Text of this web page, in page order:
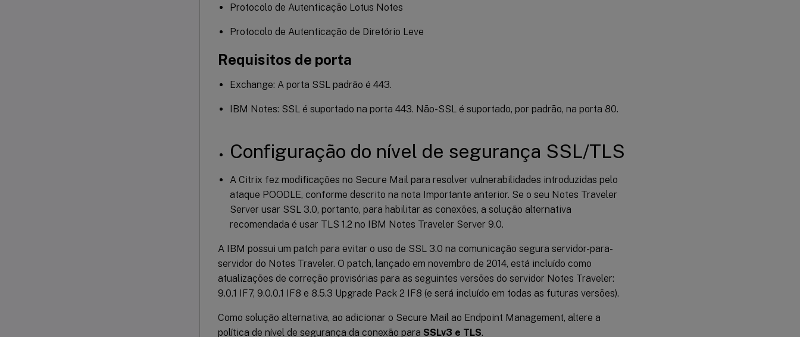
Protocolo de Autenticação Lotus Notes
Protocolo de Autenticação de Diretório Leve
Requisitos de porta
Exchange: A porta SSL padrão é 443.
IBM Notes: SSL é suportado na porta 443. Não-SSL é suportado, por padrão, na porta 80.
Configuração do nível de segurança SSL/TLS
A Citrix fez modificações no Secure Mail para resolver vulnerabilidades introduzidas pelo
ataque POODLE, conforme descrito na nota Importante anterior. Se o seu Notes Traveler
Server usar SSL 3.0, portanto, para habilitar as conexões, a solução alternativa
recomendada é usar TLS 1.2 no IBM Notes Traveler Server 9.0.
A IBM possui um patch para evitar o uso de SSL 3.0 na comunicação segura servidor-para-
servidor do Notes Traveler. O patch, lançado em novembro de 2014, está incluído como
atualizações de correção provisórias para as seguintes versões do servidor Notes Traveler:
9.0.1 IF7, 9.0.0.1 IF8 e 8.5.3 Upgrade Pack 2 IF8 (e será incluído em todas as futuras versões).
Como solução alternativa, ao adicionar o Secure Mail ao Endpoint Management, altere a
política de nível de segurança da conexão para SSLv3 e TLS.